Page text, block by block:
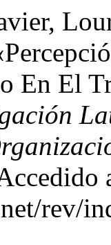
En El
rev/